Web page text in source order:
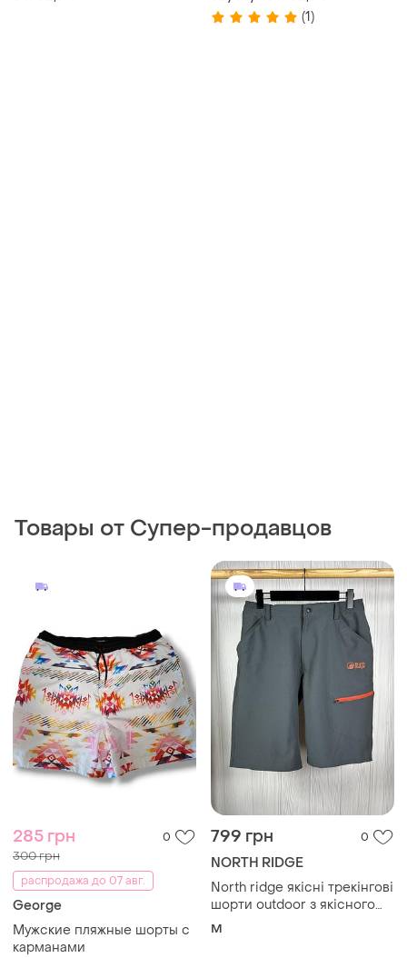
(1)
Товары от Супер-продавцов
285 грн 0
300 грн
распродажа до 07 авг.
George
Мужские пляжные шорты с
карманами
799 грн 0
NORTH RIDGE
North ridge якісні трекінгові
шорти outdoor з якісного
матеріалу розмір м
M